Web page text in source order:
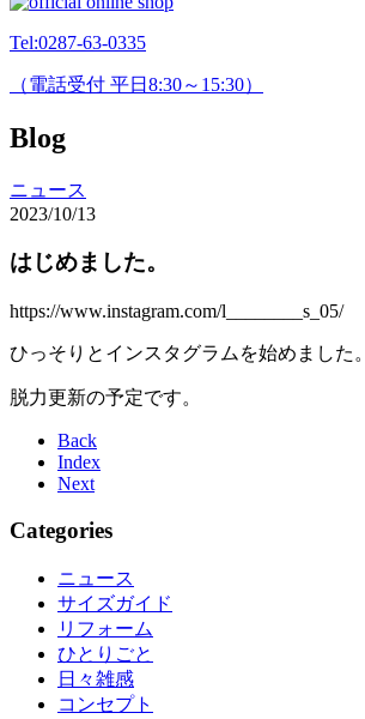
Tel:0287-63-0335
（電話受付 平日8:30～15:30）
Blog
ニュース
2023/10/13
はじめました。
https://www.instagram.com/l________s_05/
ひっそりとインスタグラムを始めました。
脱力更新の予定です。
Back
Index
Next
Categories
ニュース
サイズガイド
リフォーム
ひとりごと
日々雑感
コンセプト